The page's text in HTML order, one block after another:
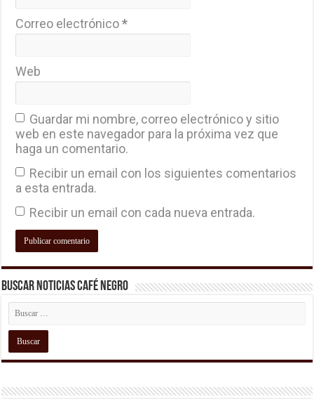
Correo electrónico*
Web
Guardar mi nombre, correo electrónico y sitio
web en este navegador para la próxima vez que
haga un comentario.
Recibir un email con los siguientes comentarios
a esta entrada.
Recibir un email con cada nueva entrada.
Buscar Noticias Café Negro